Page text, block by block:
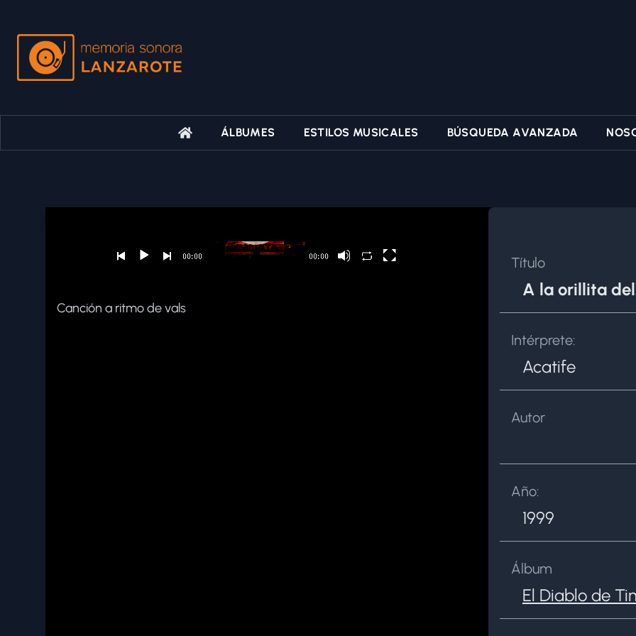
ÁLBUMES ESTILOS MUSICALES BÚSQUEDA AVANZADA
Canción a ritmo de vals
Título
A la orillita
Intérprete:
Acatife
Autor
Año:
1999
Álbum
El Diablo de